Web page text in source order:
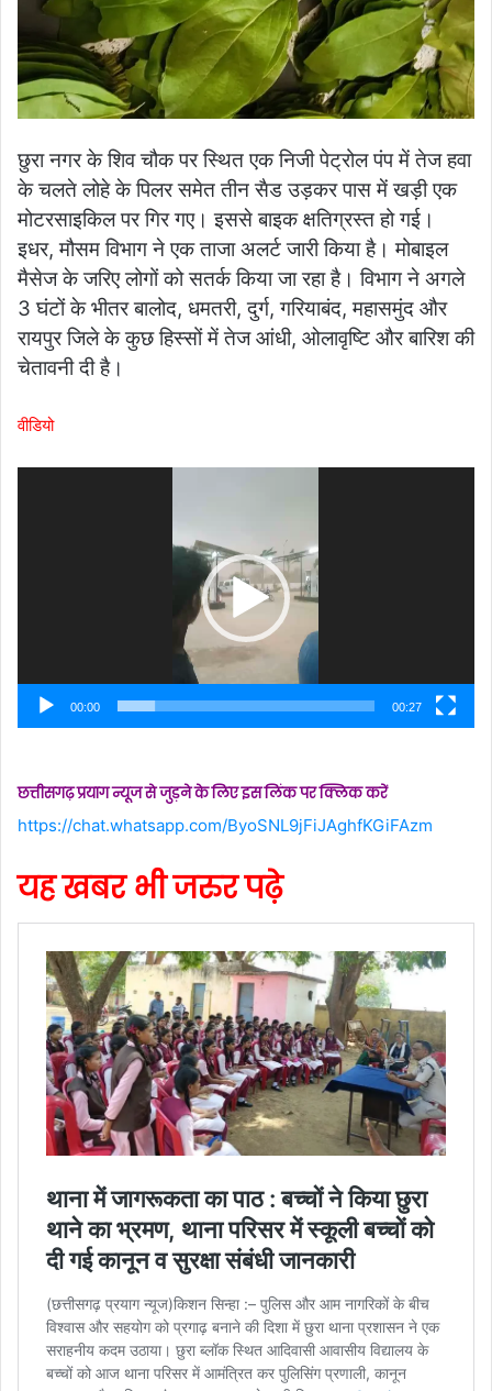
छुरा नगर के शिव चौक पर स्थित एक निजी पेट्रोल पंप में तेज हवा
के चलते लोहे के पिलर समेत तीन सैड उड़कर पास में खड़ी एक
मोटरसाइकिल पर गिर गए। इससे बाइक क्षतिग्रस्त हो गई।
इधर, मौसम विभाग ने एक ताजा अलर्ट जारी किया है। मोबाइल
मैसेज के जरिए लोगों को सतर्क किया जा रहा है। विभाग ने अगले
3 घंटों के भीतर बालोद, धमतरी, दुर्ग, गरियाबंद, महासमुंद और
रायपुर जिले के कुछ हिस्सों में तेज आंधी, ओलावृष्टि और बारिश की
चेतावनी दी है।
वीडियो
00:00 00:27
छत्तीसगढ़ प्रयाग न्यूज से जुड़ने के लिए इस लिंक पर क्लिक करें
https://chat.whatsapp.com/ByoSNL9jFiJAghfKGiFAzm
यह खबर भी जरुर पढ़े